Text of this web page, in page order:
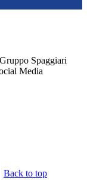
Spaggiari
Media
Back to top